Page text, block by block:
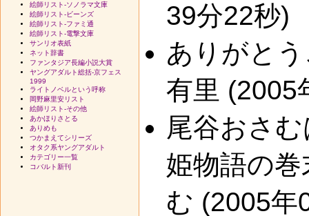
39分22秒)
ありがと
有里 (2005
尾谷おさ
姫物語の
む (2005年
絵師リスト-ソノラマ文庫
絵師リスト-ビーンズ
絵師リスト-ファミ通
絵師リスト-電撃文庫
サンリオ表紙
ネット辞書
ファンタジア長編小説大賞
ヤングアダルト総括-京フェス
1999
ライトノベルという呼称
岡野麻里安リスト
絵師リスト-その他
あかほりさとる
ありめも
つかまえてシリーズ
オタク系ヤングアダルト
カテゴリー一覧
コバルト新刊